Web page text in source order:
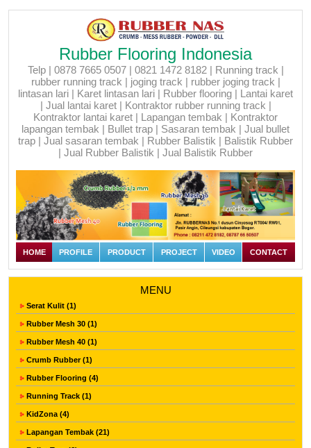
Rubber Flooring Indonesia
Telp | 0878 7665 0507 | 0821 1472 8182 | Running track |
rubber running track | joging track | rubber joging track |
lintasan lari | Karet lintasan lari | Rubber flooring | Lantai karet
| Jual lantai karet | Kontraktor rubber running track |
Kontraktor lantai karet | Lapangan tembak | Kontraktor
lapangan tembak | Bullet trap | Sasaran tembak | Jual bullet
trap | Jual sasaran tembak | Rubber Balistik | Balistik Rubber
| Jual Rubber Balistik | Jual Balistik Rubber
HOME PROFILE PRODUCT PROJECT VIDEO CONTACT
MENU
Serat Kulit (1)
Rubber Mesh 30 (1)
Rubber Mesh 40 (1)
Crumb Rubber (1)
Rubber Flooring (4)
Running Track (1)
KidZona (4)
Lapangan Tembak (21)